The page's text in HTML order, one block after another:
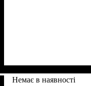
Немає в наявності